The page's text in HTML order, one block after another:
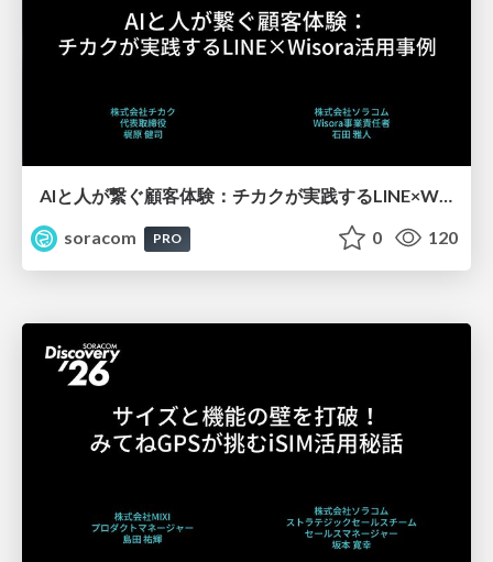
AIと人が繋ぐ顧客体験：チカクが実践するLINE×Wisora活用事例【SORACOM Discovery 2026】
soracom
PRO 0 120